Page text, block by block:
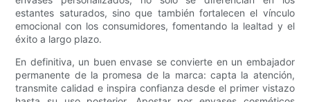
estantes saturados, sino que también fortalecen el vínculo
emocional con los consumidores, fomentando la lealtad y el
éxito a largo plazo.
En definitiva, un buen envase se convierte en un embajador
permanente de la promesa de la marca: capta la atención,
transmite calidad e inspira confianza desde el primer vistazo